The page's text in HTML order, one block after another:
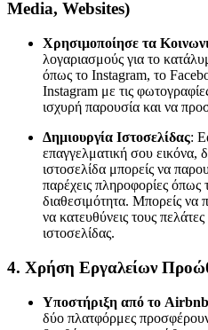
Media, Websites)
Χρησιμοποίησε τα
λογαριασμούς για το
όπως το Instagram, το
Instagram με τις
ισχυρή παρουσία και να
Δημιουργία Ιστοσελίδας:
επαγγελματική σου εικόνα,
ιστοσελίδα μπορείς να
παρέχεις πληροφορίες όπως
διαθεσιμότητα. Μπορείς να
να κατευθύνεις τους
ιστοσελίδας.
4. Χρήση Εργαλείων
Υποστήριξη από το
δύο πλατφόρμες